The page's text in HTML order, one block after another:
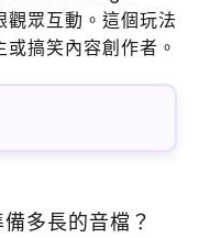
眾互動。這個玩法
搞笑內容創作者。
多長的音檔？